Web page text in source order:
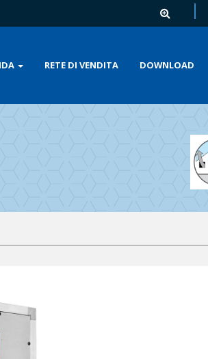
RETE DI VENDITA DOWNLOAD